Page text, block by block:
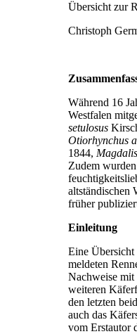
Übersicht zur
Christoph
Während 16
Westfalen
setulosus
Otiorhynchus
1844,
Zudem
altständischen
früher
Einleitung
Eine
meldeten
Nachweise mit
weiteren
den letzten
auch das
vom Erstautor